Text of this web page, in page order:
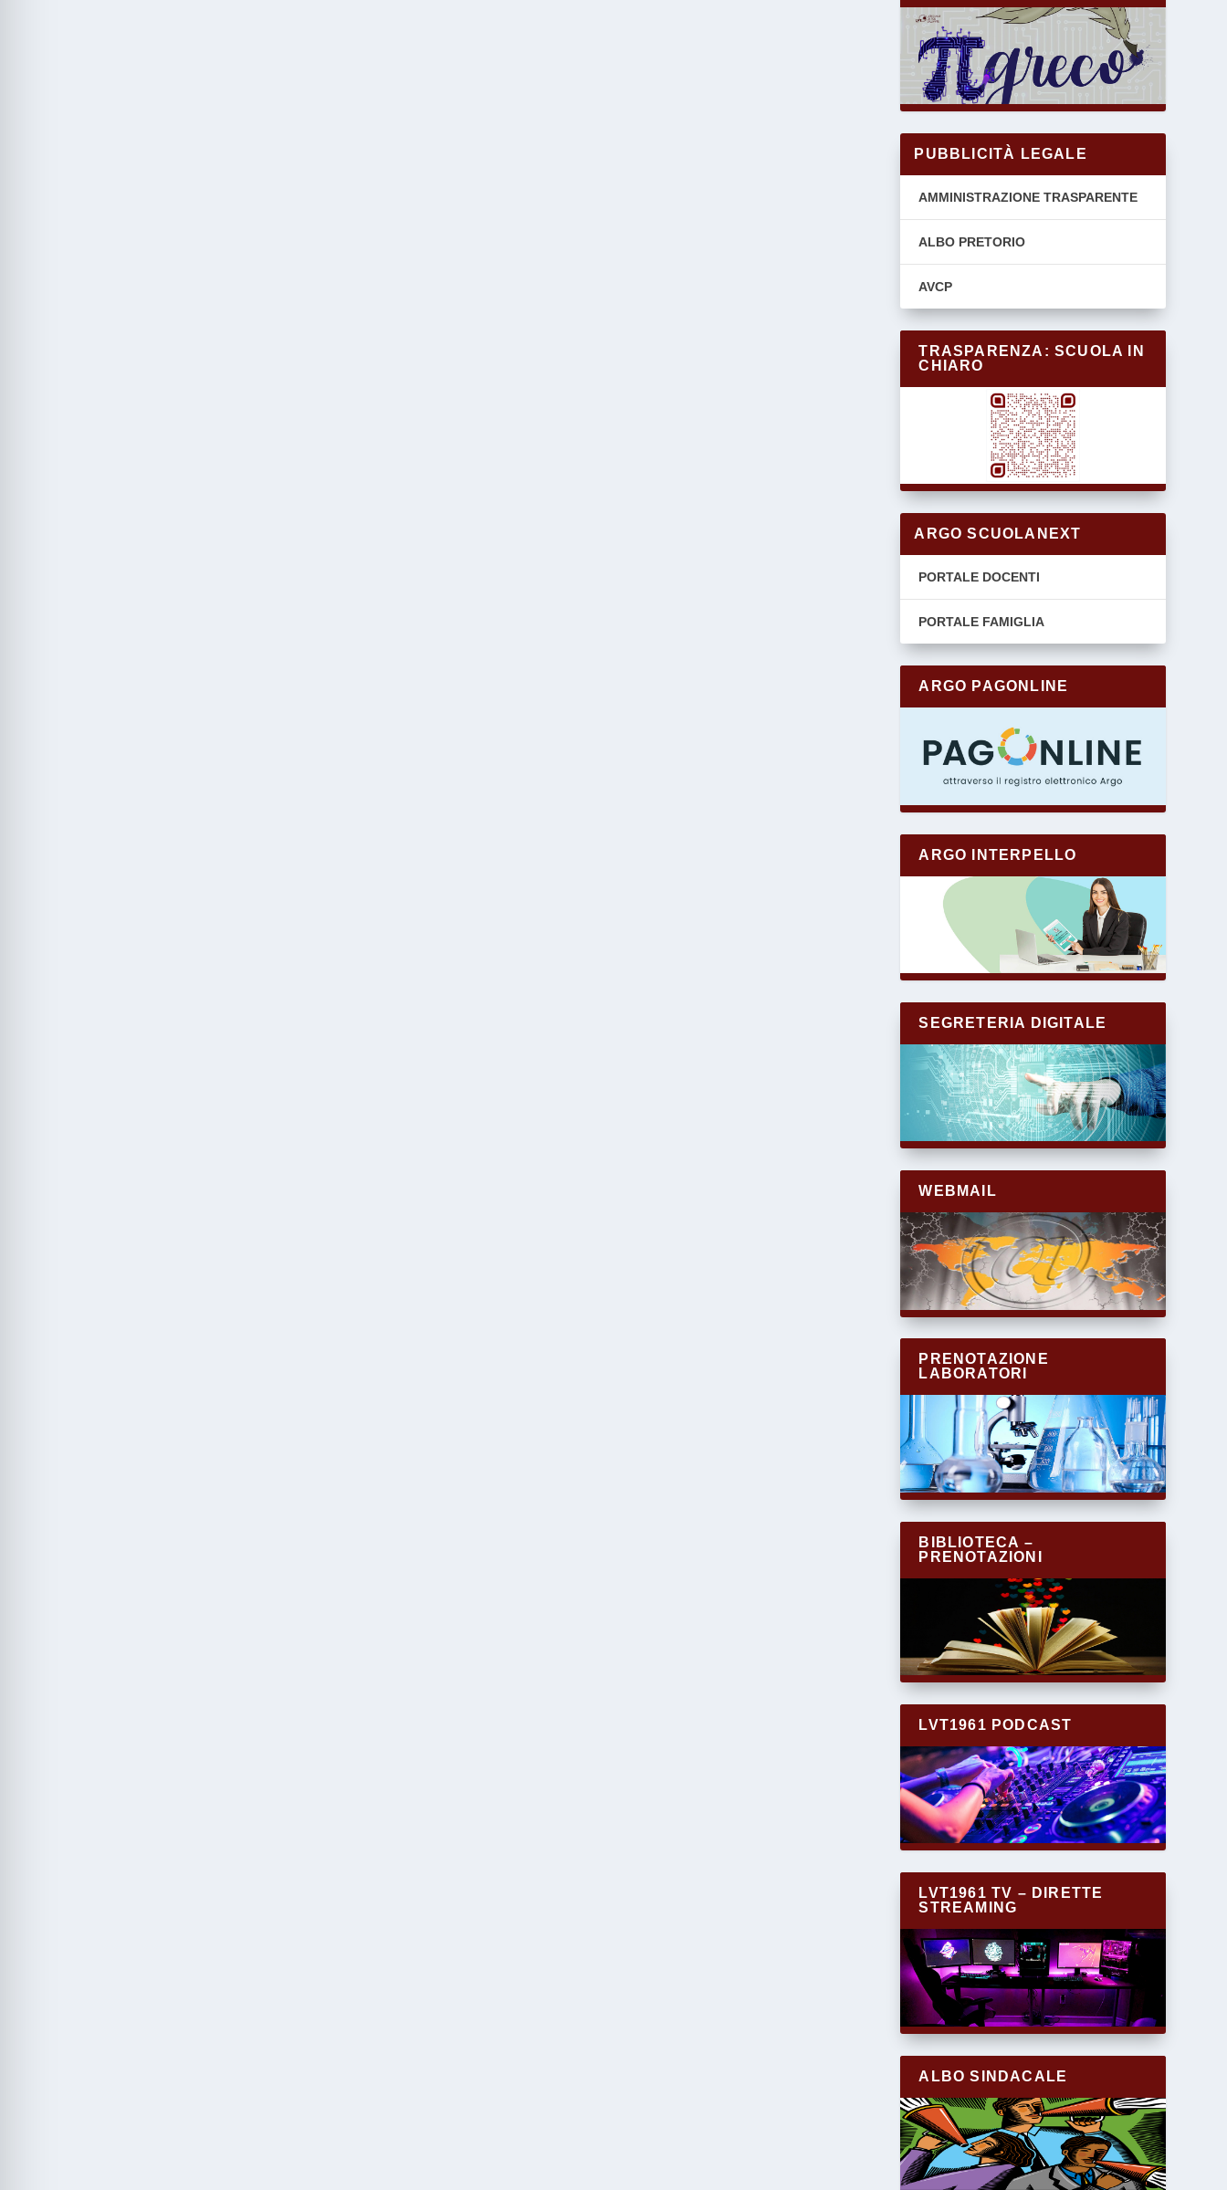
PUBBLICITÀ LEGALE
AMMINISTRAZIONE TRASPARENTE
ALBO PRETORIO
AVCP
TRASPARENZA: SCUOLA IN
CHIARO
ARGO SCUOLANEXT
PORTALE DOCENTI
PORTALE FAMIGLIA
ARGO PAGONLINE
ARGO INTERPELLO
SEGRETERIA DIGITALE
WEBMAIL
PRENOTAZIONE
LABORATORI
BIBLIOTECA –
PRENOTAZIONI
LVT1961 PODCAST
LVT1961 TV – DIRETTE
STREAMING
ALBO SINDACALE